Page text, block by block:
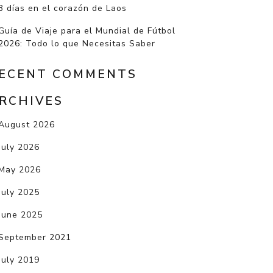
días en el corazón de Laos
de Viaje para el Mundial de Fútbol
Todo lo que Necesitas Saber
COMMENTS
2026
2026
2026
2025
2025
2021
2019